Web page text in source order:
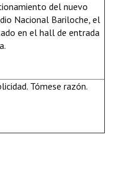
del nuevo
Nacional Bariloche, el
en el hall de entrada
Tómese razón.